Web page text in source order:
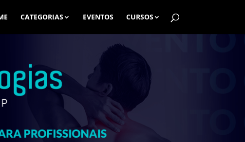
CATEGORIAS EVENTOS CURSOS